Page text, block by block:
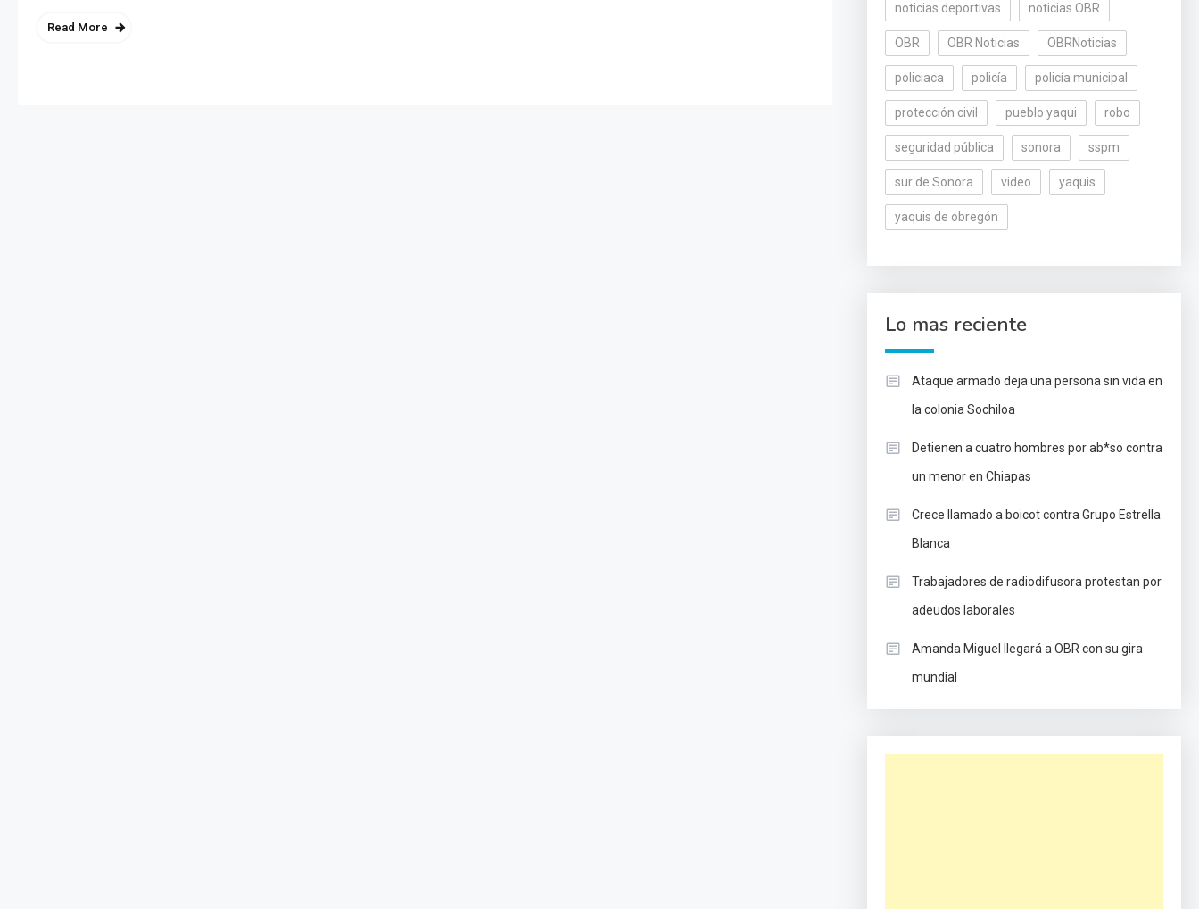
Read More
noticias deportivas noticias OBR
OBR OBR Noticias OBRNoticias
policiaca policía policía municipal
protección civil pueblo yaqui robo
seguridad pública sonora sspm
sur de Sonora video yaquis
yaquis de obregón
Lo mas reciente
Ataque armado deja una persona sin vida en
la colonia Sochiloa
Detienen a cuatro hombres por ab*so contra
un menor en Chiapas
Crece llamado a boicot contra Grupo Estrella
Blanca
Trabajadores de radiodifusora protestan por
adeudos laborales
Amanda Miguel llegará a OBR con su gira
mundial